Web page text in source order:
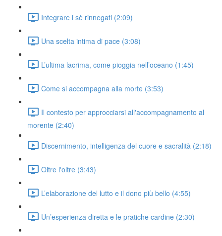
Integrare i sè rinnegati (2:09)
Una scelta intima di pace (3:08)
L’ultima lacrima, come pioggia nell’oceano (1:45)
Come si accompagna alla morte (3:53)
Il contesto per approcciarsi all'accompagnamento al
morente (2:40)
Discernimento, intelligenza del cuore e sacralità (2:18)
Oltre l'oltre (3:43)
L’elaborazione del lutto e il dono più bello (4:55)
Un’esperienza diretta e le pratiche cardine (2:30)